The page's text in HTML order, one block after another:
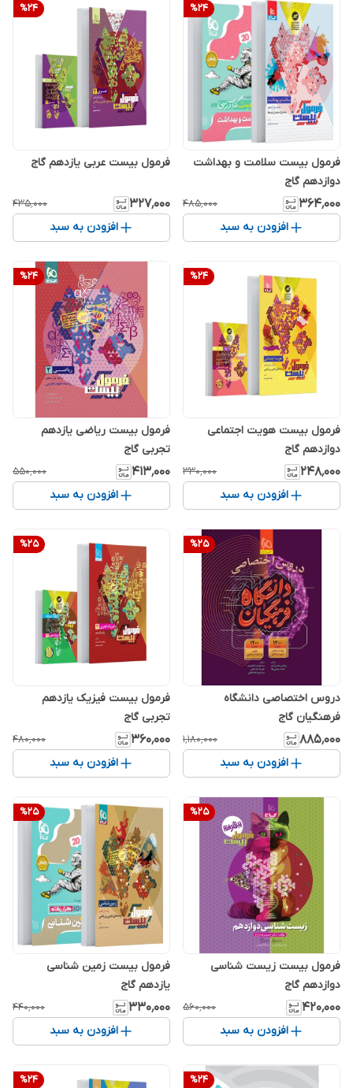
%24
فرمول بیست سلامت و بهداشت
دوازدهم گاج
۳۶۴٬۰۰۰ ۴۸۵٬۰۰۰
افزودن به سبد
%24
فرمول بیست عربی یازدهم گاج
۳۲۷٬۰۰۰ ۴۳۵٬۰۰۰
افزودن به سبد
%24
فرمول بیست هویت اجتماعی
دوازدهم گاج
۲۴۸٬۰۰۰ ۳۳۰٬۰۰۰
افزودن به سبد
%24
فرمول بیست ریاضی یازدهم
تجربی گاج
۴۱۳٬۰۰۰ ۵۵۰٬۰۰۰
افزودن به سبد
%25
دروس اختصاصی دانشگاه
فرهنگیان گاج
۸۸۵٬۰۰۰ ۱٬۱۸۰٬۰۰۰
افزودن به سبد
%25
فرمول بیست فیزیک یازدهم
تجربی گاج
۳۶۰٬۰۰۰ ۴۸۰٬۰۰۰
افزودن به سبد
%25
فرمول بیست زیست شناسی
دوازدهم گاج
۴۲۰٬۰۰۰ ۵۶۰٬۰۰۰
افزودن به سبد
%25
فرمول بیست زمین شناسی
یازدهم گاج
۳۳۰٬۰۰۰ ۴۴۰٬۰۰۰
افزودن به سبد
%24
%24